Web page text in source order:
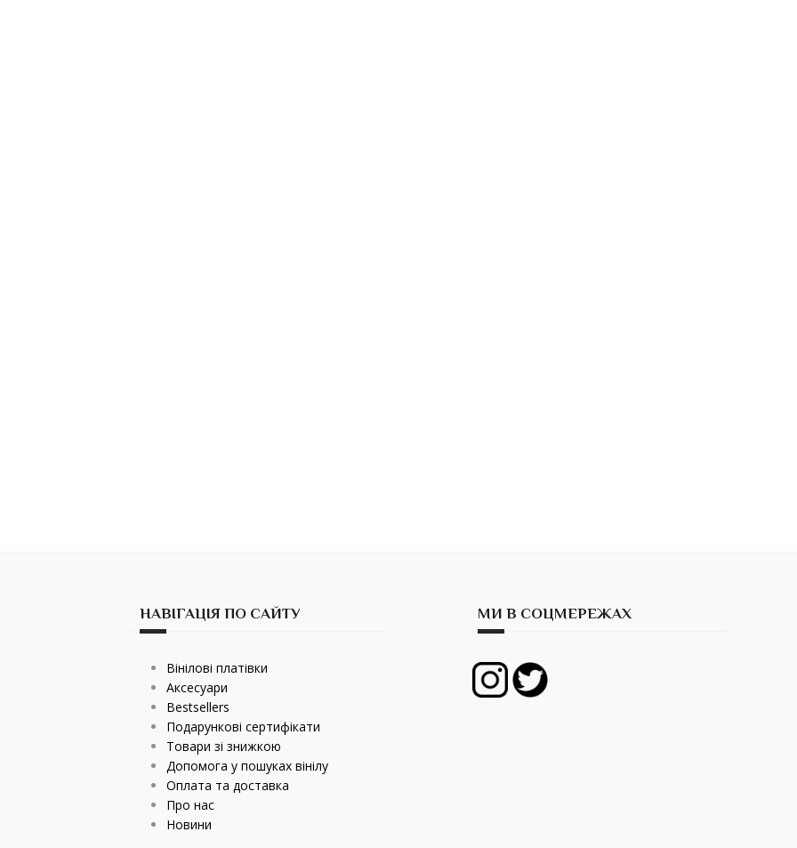
НАВІГАЦІЯ ПО САЙТУ
Вінілові платівки
Аксесуари
Bestsellers
Подарункові сертифікати
Товари зі знижкою
Допомога у пошуках вінілу
Оплата та доставка
Про нас
Новини
МИ В СОЦМЕРЕЖАХ